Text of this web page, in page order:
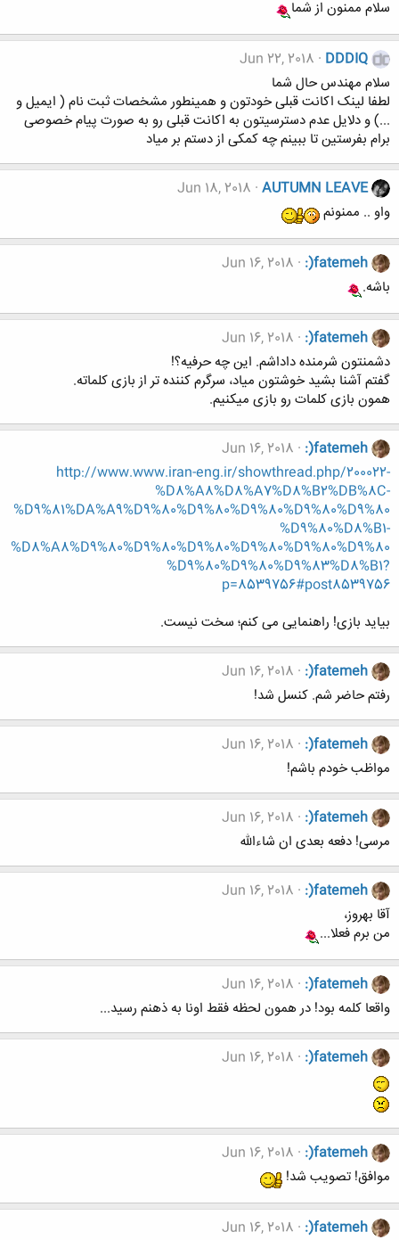
سلام ممنون از شما
DDDIQ
Jun 22, 2018
سلام مهندس حال شما
لطفا لینک اکانت قبلی خودتون و همینطور مشخصات ثبت نام ( ایمیل و
...) و دلایل عدم دسترسیتون به اکانت قبلی رو به صورت پیام خصوصی
برام بفرستین تا ببینم چه کمکی از دستم بر میاد
AUTUMN LEAVE
Jun 18, 2018
واو .. ممنونم
:)fatemeh
Jun 16, 2018
باشه.
:)fatemeh
Jun 16, 2018
دشمنتون شرمنده داداشم. این چه حرفیه؟!
گفتم آشنا بشید خوشتون میاد، سرگرم کننده تر از بازی کلماته.
همون بازی کلمات رو بازی میکنیم.
:)fatemeh
Jun 16, 2018
http://www.www.iran-eng.ir/showthread.php/200022-
%D8%A8%D8%A7%D8%B2%DB%8C-
%D9%81%DA%A9%D9%80%D9%80%D9%80%D9%80%D9%80
%D9%80%D8%B1-
%D8%A8%D9%80%D9%80%D9%80%D9%80%D9%80%D9%80
%D9%80%D9%80%D9%83%D8%B1?
p=8539756#post8539756
بیاید بازی! راهنمایی می کنم؛ سخت نیست.
:)fatemeh
Jun 16, 2018
رفتم حاضر شم. کنسل شد!
:)fatemeh
Jun 16, 2018
مواظب خودم باشم!
:)fatemeh
Jun 16, 2018
مرسی! دفعه بعدی ان شاءالله
:)fatemeh
Jun 16, 2018
آقا بهروز،
من برم فعلا...
:)fatemeh
Jun 16, 2018
واقعا کلمه بود! در همون لحظه فقط اونا به ذهنم رسید...
:)fatemeh
Jun 16, 2018
:)fatemeh
Jun 16, 2018
موافق! تصویب شد!
:)fatemeh
Jun 16, 2018